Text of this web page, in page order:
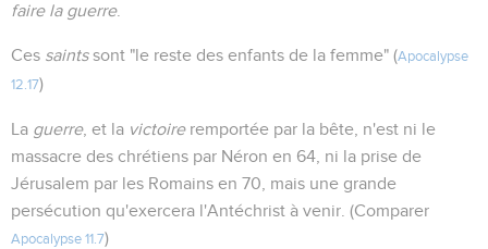
faire la guerre.
Ces saintssont "le reste des enfants de la femme" (Apocalypse
12.17)
La guerre, et la victoireremportée par la bête, n'est ni le
massacre des chrétiens par Néron en 64, ni la prise de
Jérusalem par les Romains en 70, mais une grande
persécution qu'exercera l'Antéchrist à venir. (Comparer
Apocalypse 11.7)